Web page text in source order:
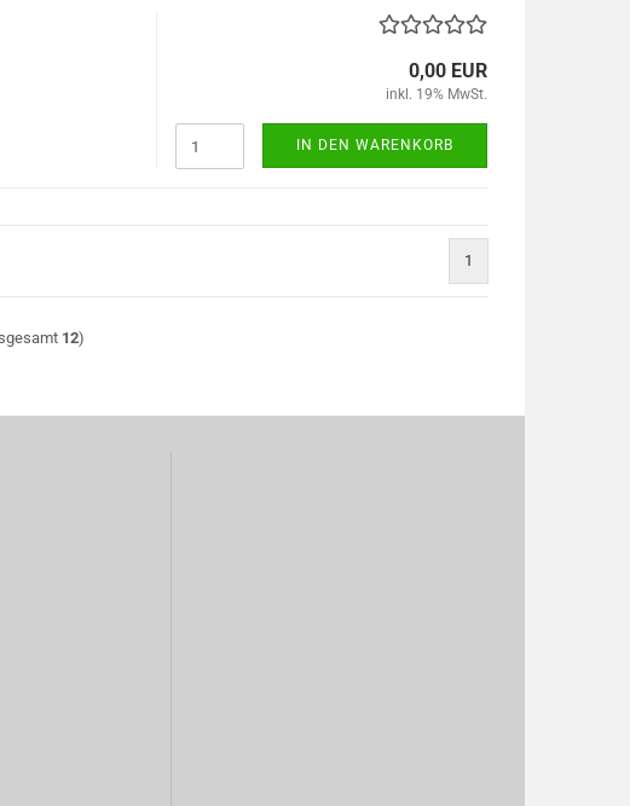
0,00 EUR
inkl. 19% MwSt.
IN DEN WARENKORB
1
12)